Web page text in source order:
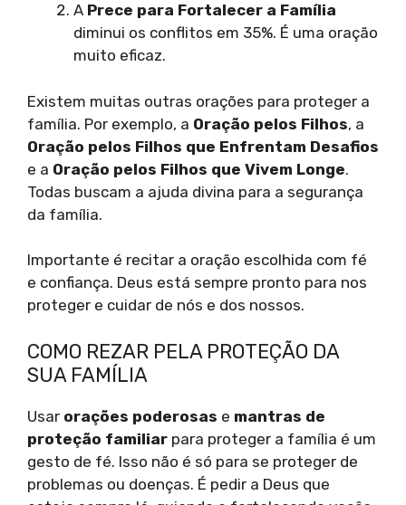
A Prece para Fortalecer a Família
diminui os conflitos em 35%. É uma oração
muito eficaz.
Existem muitas outras orações para proteger a
família. Por exemplo, a Oração pelos Filhos, a
Oração pelos Filhos que Enfrentam Desafios
e a Oração pelos Filhos que Vivem Longe.
Todas buscam a ajuda divina para a segurança
da família.
Importante é recitar a oração escolhida com fé
e confiança. Deus está sempre pronto para nos
proteger e cuidar de nós e dos nossos.
COMO REZAR PELA PROTEÇÃO DA
SUA FAMÍLIA
Usar orações poderosas e mantras de
proteção familiar para proteger a família é um
gesto de fé. Isso não é só para se proteger de
problemas ou doenças. É pedir a Deus que